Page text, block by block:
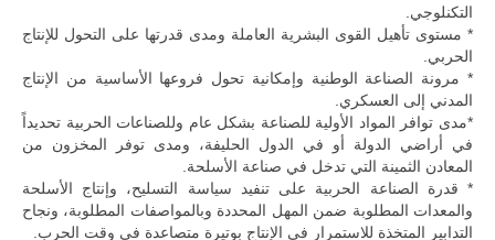
التكنلوجي.
* مستوى تأهيل القوى البشرية العاملة ومدى قدرتها على التحول للإنتاج
الحربي.
* مرونة الصناعة الوطنية وإمكانية تحول فروعها الأساسية من الإنتاج
المدني إلى العسكري.
*مدى توافر المواد الأولية للصناعة بشكل عام وللصناعات الحربية تحديداً
في أراضي الدولة أو في الدول الحليفة، ومدى توفر المخزون من
المعادن الثمينة التي تدخل في صناعة الأسلحة.
* قدرة الصناعة الحربية على تنفيد سياسة التسليح، وإنتاج الأسلحة
والمعدات المطلوبة ضمن المهل المحددة وبالمواصفات المطلوبة، ونجاح
التدابير المتخذة للاستمرار في الإنتاج بوتيرة متصاعدة في وقت الحرب.